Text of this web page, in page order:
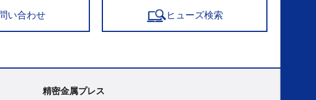
い合わせ ヒューズ検索
精密金属プレス